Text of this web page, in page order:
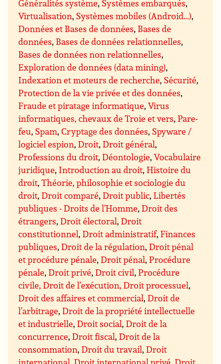
Généralités système, Systèmes embarqués,
Virtualisation, Systèmes mobiles (Android…),
Données et Bases de données, Bases de
données, Bases de données relationnelles,
Bases de données non relationnelles,
Exploration de données (data mining),
Indexation et moteurs de recherche, Sécurité,
Protection de la vie privée et des données,
Fraude et piratage informatique,Virus
informatiques, chevaux de Troie et vers,Pare-
feu, Spam,Cryptage des données, Spyware /
logiciel espion,Droit,Droit général,
Professions du droit,Déontologie,Vocabulaire
juridique, Introduction au droit,Histoire du
droit,Théorie, philosophie et sociologie du
droit,Droit comparé,Droit public,Libertés
publiques - Droits de l’Homme,Droit des
étrangers,Droit électoral,Droit
constitutionnel,Droit administratif,Finances
publiques,Droit de la régulation,Droit pénal
et procédure pénale,Droit pénal,Procédure
pénale,Droit privé,Droit civil,Procédure
civile, Droit de l’exécution, Droit processuel,
Droit des affaires et commercial,Droit de
l’arbitrage,Droit de la propriété intellectuelle
et industrielle,Droit social,Droit de la
concurrence,Droit fiscal,Droit de la
consommation,Droit du travail,Droit